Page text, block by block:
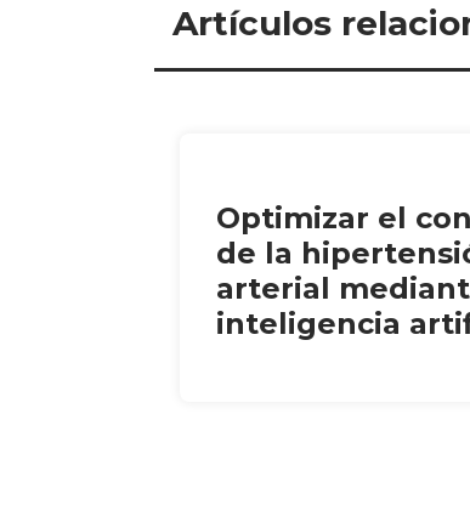
Artículos
Optimizar el
de la
arterial
inteligencia